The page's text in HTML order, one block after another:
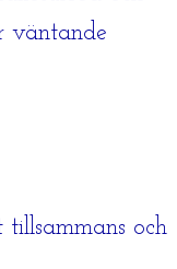
väntande
och